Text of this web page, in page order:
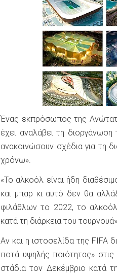
Ένας εκπρόσωπος της
έχει αναλάβει τη
ανακοινώσουν σχέδια για τη
χρόνω».
«Το αλκοόλ είναι ήδη
και μπαρ κι αυτό δεν θα
φιλάθλων το 2022, το
κατά τη διάρκεια του
Αν και η ιστοσελίδα της FIFA
ποτά υψηλής ποιότητας»
στάδια τον Δεκέμβριο κατά